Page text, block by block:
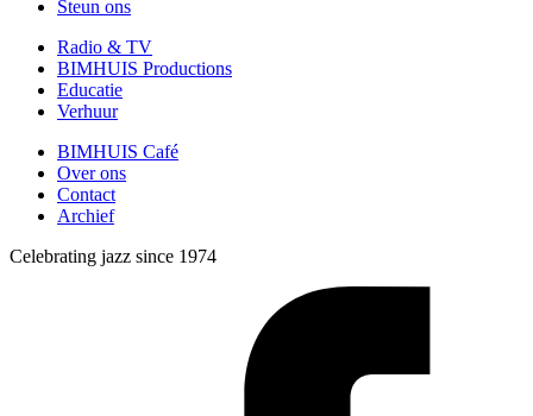
Steun ons
Radio & TV
BIMHUIS Productions
Educatie
Verhuur
BIMHUIS Café
Over ons
Contact
Archief
Celebrating jazz since 1974